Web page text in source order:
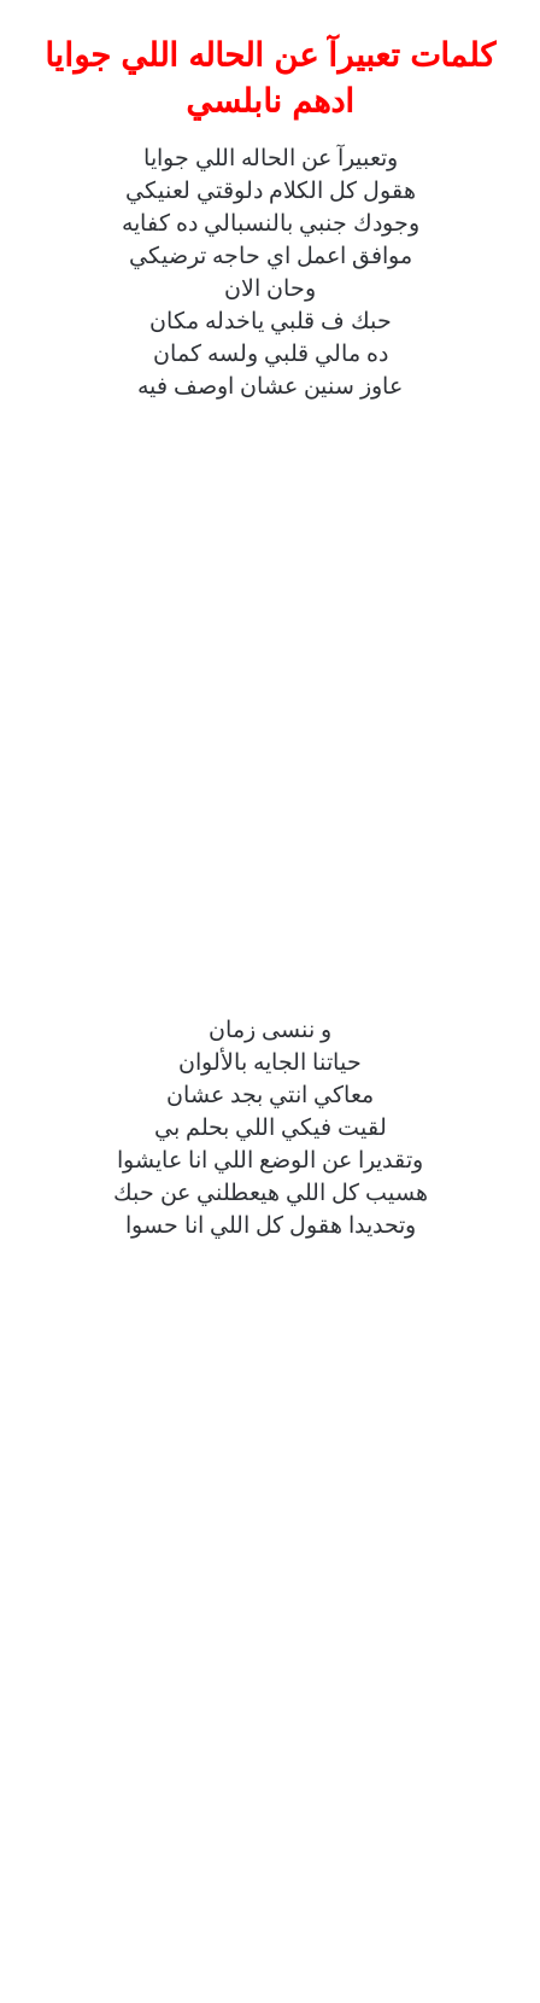
كلمات تعبيرآ عن الحاله اللي جوايا
ادهم نابلسي
وتعبيرآ عن الحاله اللي جوايا
هقول كل الكلام دلوقتي لعنيكي
وجودك جنبي بالنسبالي ده كفايه
موافق اعمل اي حاجه ترضيكي
وحان الان
حبك ف قلبي ياخدله مكان
ده مالي قلبي ولسه كمان
عاوز سنين عشان اوصف فيه
و ننسى زمان
حياتنا الجايه بالألوان
معاكي انتي بجد عشان
لقيت فيكي اللي بحلم بي
وتقديرا عن الوضع اللي انا عايشوا
هسيب كل اللي هيعطلني عن حبك
وتحديدا هقول كل اللي انا حسوا